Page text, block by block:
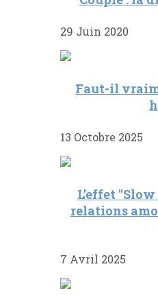
29 Juin 2020
Faut-il
13 Octobre 2025
L’effet
relations
7 Avril 2025